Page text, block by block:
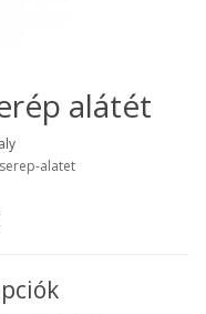
alátét
alatet